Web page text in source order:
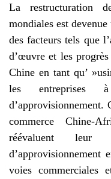
La restructuration
mondiales est
des facteurs tels que
d’œuvre et les
Chine en tant qu’
les entreprises
commerce Chine-
réévaluent
voies commerciales